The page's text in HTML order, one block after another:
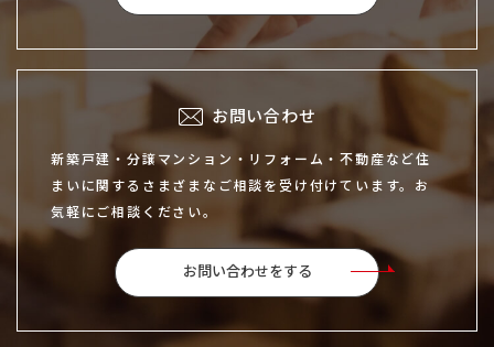
お問い合わせ
新築戸建・分譲マンション・リフォーム・不動産など住
まいに関するさまざまなご相談を受け付けています。お
気軽にご相談ください。
お問い合わせをする